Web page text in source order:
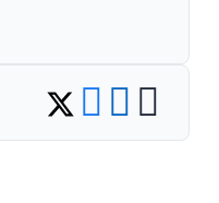
Share on Twitter
Share on Facebook
Share on LinkedIn
Copy link